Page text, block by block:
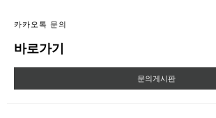
카카오톡 문의
바로가기
문의게시판